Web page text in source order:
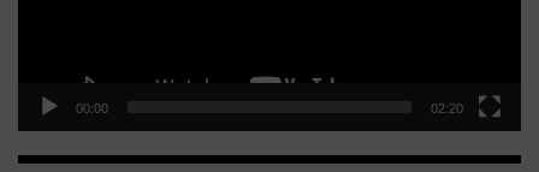
00:00 02:20